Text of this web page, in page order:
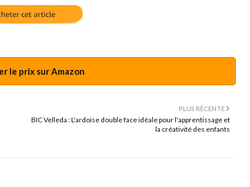
le prix sur Amazon
PLUS RÉCENTE
BIC Velleda : L'ardoise double face idéale pour l'apprentissage et
la créativité des enfants